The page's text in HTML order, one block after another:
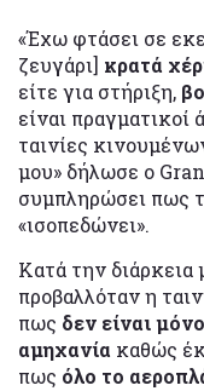
«Έχω φτάσει σε
ζευγάρι] κρατά
είτε για στήριξη,
είναι
ταινίες
μου» δήλωσε ο
συμπληρώσει πως
«ισοπεδώνει».
Κατά την διάρκεια
προβαλλόταν η
πως δεν είναι
αμηχανία καθώς
πως όλο το